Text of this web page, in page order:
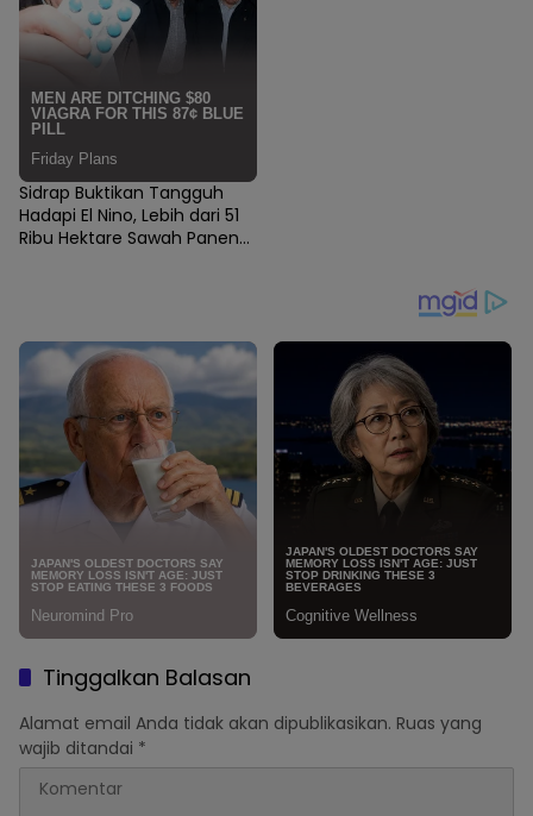
Sidrap Buktikan Tangguh
Hadapi El Nino, Lebih dari 51
Ribu Hektare Sawah Panen
Tinggalkan Balasan
Alamat email Anda tidak akan dipublikasikan. Ruas yang
wajib ditandai *